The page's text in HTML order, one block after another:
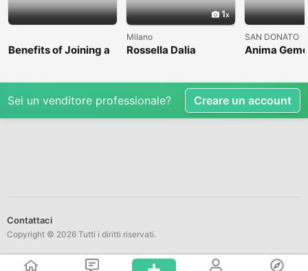
Benefits of Joining a
Professional Nasha
1
Milano
Rossella Dalia
SAN DONATO
Anima
Sei un venditore professionale? Creare un account
Contattaci
Copyright © 2026 Tutti i diritti riservati.